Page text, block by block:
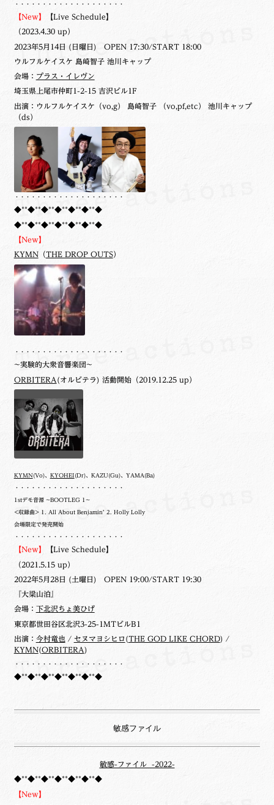
・・・・・・・・・・・・・・・・・・・・
【New】 【Live Schedule】
（2023.4.30 up）
2023年5月14日 (日曜日) OPEN 17:30/START 18:00
ウルフルケイスケ 島崎智子 池川キャップ
会場： プラス・イレヴン
埼玉県上尾市仲町1-2-15 吉沢ビル1F
出演：ウルフルケイスケ（vo,g） 島崎智子 （vo,pf,etc） 池川キャップ
（ds）
・・・・・・・・・・・・・・・・・・・・
◆**◆**◆**◆**◆**◆**◆
◆**◆**◆**◆**◆**◆**◆
【New】
KYMN（THE DROP OUTS）
・・・・・・・・・・・・・・・・・・・・
~実験的大衆音響楽団~
ORBITERA (オルビテラ) 活動開始（2019.12.25 up）
KYMN(Vo)、 KYOHEI (Dr)、KAZU(Gu)、YAMA(Ba)
・・・・・・・・・・・・・・・・・・・・
1stデモ音源 ~BOOTLEG 1~
<収録曲> 1. All About Benjamin’ 2. Holly Lolly
会場限定で発売開始
・・・・・・・・・・・・・・・・・・・・
【New】 【Live Schedule】
（2021.5.15 up）
2022年5月28日 (土曜日) OPEN 19:00/START 19:30
『大梁山泊』
会場： 下北沢ちょ美ひげ
東京都世田谷区北沢3-25-1MTビルB1
出演： 今村竜也 / セヌマヨシヒロ (THE GOD LIKE CHORD) /
KYMN(ORBITERA)
・・・・・・・・・・・・・・・・・・・・
◆**◆**◆**◆**◆**◆**◆
敏感ファイル
敏感-ファイル -2022-
◆**◆**◆**◆**◆**◆**◆
【New】